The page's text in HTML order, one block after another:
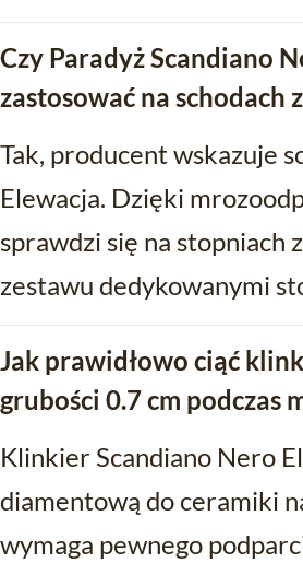
Czy Paradyż Scandiano
zastosować na schodach
Tak, producent wskazuje
Elewacja. Dzięki
sprawdzi się na stopniach
zestawu dedykowanymi
Jak prawidłowo ciąć
grubości 0.7 cm podczas
Klinkier Scandiano Nero
diamentową do ceramiki
wymaga pewnego